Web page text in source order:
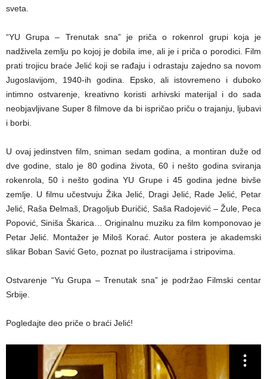
sveta.
“YU Grupa – Trenutak sna” je priča o rokenrol grupi koja je
nadživela zemlju po kojoj je dobila ime, ali je i priča o porodici. Film
prati trojicu braće Jelić koji se rađaju i odrastaju zajedno sa novom
Jugoslavijom, 1940-ih godina. Epsko, ali istovremeno i duboko
intimno ostvarenje, kreativno koristi arhivski materijal i do sada
neobjavljivane Super 8 filmove da bi ispričao priču o trajanju, ljubavi
i borbi.
U ovaj jedinstven film, sniman sedam godina, a montiran duže od
dve godine, stalo je 80 godina života, 60 i nešto godina sviranja
rokenrola, 50 i nešto godina YU Grupe i 45 godina jedne bivše
zemlje. U filmu učestvuju Žika Jelić, Dragi Jelić, Rade Jelić, Petar
Jelić, Raša Đelmaš, Dragoljub Đuričić, Saša Radojević – Žule, Peca
Popović, Siniša Škarica… Originalnu muziku za film komponovao je
Petar Jelić. Montažer je Miloš Korać. Autor postera je akademski
slikar Boban Savić Geto, poznat po ilustracijama i stripovima.
Ostvarenje “Yu Grupa – Trenutak sna” je podržao Filmski centar
Srbije.
Pogledajte deo priče o braći Jelić!